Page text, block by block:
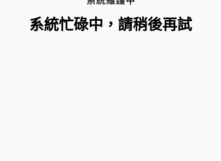
系統忙碌中，請稍後再試